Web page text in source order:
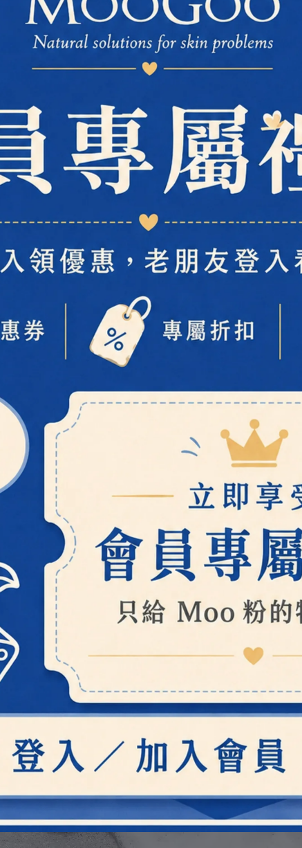
胺基酸洗面乳市面上已經很多了
這是一款由椰子、葡萄糖萃取出的
四種天然清潔胺基酸成分調和而成
無使用 SLS等石油提煉的刺激性清潔成分
質地非常溫和，可減少肌膚乾燥、油膩感
簡單卻嚴謹的成分
介面活性劑是什麼? 洗面乳一定會添加嗎?
生活中所有能起泡的用品皆有介面活性劑
該成分作用為將油與水兩種不相容的物質
讓油汙可被水分子包圍帶走